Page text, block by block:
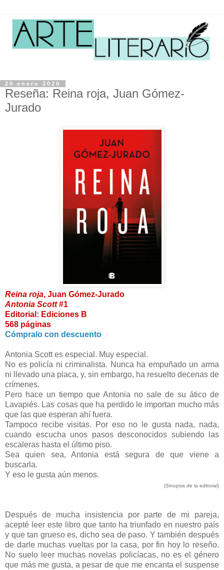
20 enero 2020
Reseña: Reina roja, Juan Gómez-
Jurado
Reina roja, Juan Gómez-Jurado
Antonia Scott#1
Editorial: Ediciones B
568 páginas
Cómpralo con descuento
Antonia Scott es especial. Muy especial.
No es policía ni criminalista. Nunca ha empuñado un arma
ni llevado una placa, y, sin embargo, ha resuelto decenas de
crímenes.
Pero hace un tiempo que Antonia no sale de su ático de
Lavapiés. Las cosas que ha perdido le importan mucho más
que las que esperan ahí fuera.
Tampoco recibe visitas. Por eso no le gusta nada, nada,
cuando escucha unos pasos desconocidos subiendo las
escaleras hasta el último piso.
Sea quien sea, Antonia está segura de que viene a
buscarla.
Y eso le gusta aún menos.
(Sinopsis de la editorial)
Después de mucha insistencia por parte de mi pareja,
acepté leer este libro que tanto ha triunfado en nuestro país
y que tan grueso es, dicho sea de paso. Y también después
de darle muchas vueltas por la casa, por fin hoy lo reseño.
No suelo leer muchas novelas policíacas, no es el género
que más me gusta, a pesar de que me encanta el suspense